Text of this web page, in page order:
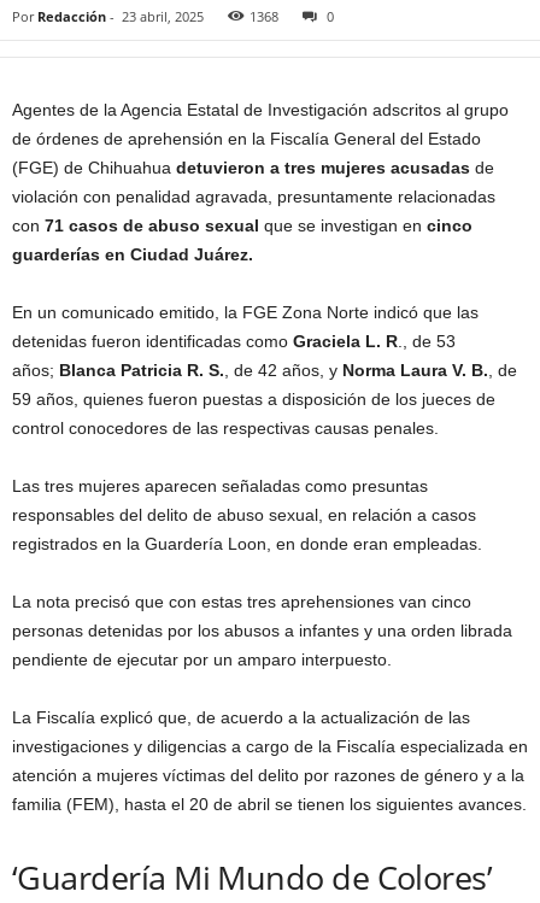
Por Redacción - 23 abril, 2025 1368 0
Agentes de la Agencia Estatal de Investigación adscritos al grupo
de órdenes de aprehensión en la Fiscalía General del Estado
(FGE) de Chihuahua detuvieron a tres mujeres acusadas de
violación con penalidad agravada, presuntamente relacionadas
con 71 casos de abuso sexual que se investigan en cinco
guarderías en Ciudad Juárez.
En un comunicado emitido, la FGE Zona Norte indicó que las
detenidas fueron identificadas como Graciela L. R ., de 53
años; Blanca Patricia R. S. , de 42 años, y Norma Laura V. B. , de
59 años, quienes fueron puestas a disposición de los jueces de
control conocedores de las respectivas causas penales.
Las tres mujeres aparecen señaladas como presuntas
responsables del delito de abuso sexual, en relación a casos
registrados en la Guardería Loon, en donde eran empleadas.
La nota precisó que con estas tres aprehensiones van cinco
personas detenidas por los abusos a infantes y una orden librada
pendiente de ejecutar por un amparo interpuesto.
La Fiscalía explicó que, de acuerdo a la actualización de las
investigaciones y diligencias a cargo de la Fiscalía especializada en
atención a mujeres víctimas del delito por razones de género y a la
familia (FEM), hasta el 20 de abril se tienen los siguientes avances.
‘Guardería Mi Mundo de Colores’